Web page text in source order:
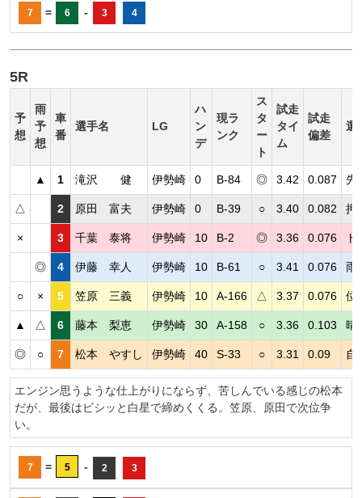
7 = 6 - 3 4
5R
予
想
雨
予
想
車
番
選手名 LG
ハ
ン
デ
現ラ
ンク
ス
タ
ー
ト
試走
タイ
ム
試走
偏差
選
▲ 1 滝沢 健 伊勢崎 0 B-84 ◎ 3.42 0.087 先
△ 2 原田 富夫 伊勢崎 0 B-39 ○ 3.40 0.082 押
× 3 千葉 泰将 伊勢崎 10 B-2 ◎ 3.36 0.076
◎ 4 伊藤 幸人 伊勢崎 10 B-61 ○ 3.41 0.076 雨
○ × 5 笠原 三義 伊勢崎 10 A-166 △ 3.37 0.076 位
▲ △ 6 藤本 梨恵 伊勢崎 30 A-158 ○ 3.36 0.103 晴
◎ ○ 7 松本 やすし 伊勢崎 40 S-33 ○ 3.31 0.09 自
エンジン思うような仕上がりにならず、苦しんでいる感じの松本
だが、最後はビシッと白星で締めくくる。笠原、原田で次位争
い。
7 = 5 - 2 3